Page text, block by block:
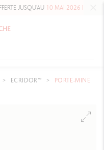
JUSQU'AU10 MAI 2026 INCLUS
ECRIDOR™
PORTE-MINE